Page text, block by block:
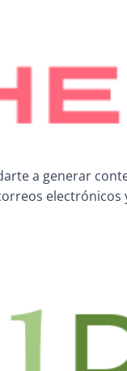
a generar
electrónicos